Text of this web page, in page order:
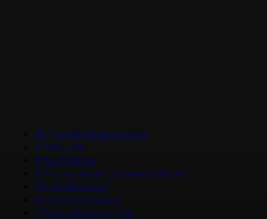
# Документальное кино
# НМГ ДОК
# Фестивали
# Что мы знаем о планете Земля
# Цикл Великие
#Алексей Гуськов
# Марк Эйдельштейн